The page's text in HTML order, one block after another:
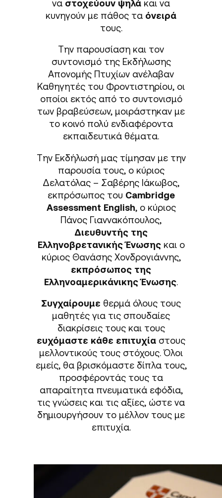
να στοχεύουν ψηλά και να
κυνηγούν με πάθος τα όνειρά
τους.
Την παρουσίαση και τον
συντονισμό της Εκδήλωσης
Απονομής Πτυχίων ανέλαβαν
Καθηγητές του Φροντιστηρίου, οι
οποίοι εκτός από το συντονισμό
των βραβεύσεων, μοιράστηκαν με
το κοινό πολύ ενδιαφέροντα
εκπαιδευτικά θέματα.
Την Εκδήλωσή μας τίμησαν με την
παρουσία τους, ο κύριος
Δελατόλας – Σαβέρης Ιάκωβος,
εκπρόσωπος του Cambridge
Assessment English, ο κύριος
Πάνος Γιαννακόπουλος,
Διευθυντής της
Ελληνοβρετανικής Ένωσηςκαι ο
κύριος Θανάσης Χονδρογιάννης,
εκπρόσωπος της
Ελληνοαμερικάνικης Ένωσης.
Συγχαίρουμε θερμά όλους τους
μαθητές για τις σπουδαίες
διακρίσεις τους και τους
ευχόμαστε κάθε επιτυχία στους
μελλοντικούς τους στόχους. Όλοι
εμείς, θα βρισκόμαστε δίπλα τους,
προσφέροντάς τους τα
απαραίτητα πνευματικά εφόδια,
τις γνώσεις και τις αξίες, ώστε να
δημιουργήσουν το μέλλον τους με
επιτυχία.